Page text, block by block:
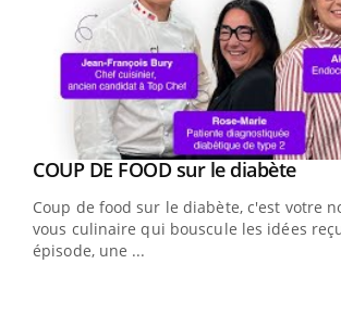
Youtube
COUP DE FOOD sur le diabète
Coup de food sur le diabète, c'est votre
vous culinaire qui bouscule les idées
épisode, une ...